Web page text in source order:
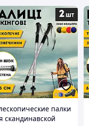
палки
скандинавской